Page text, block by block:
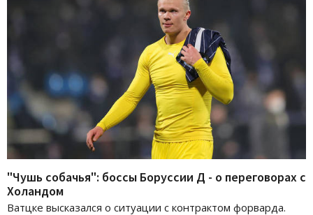
"Чушь собачья": боссы Боруссии Д - о переговорах с
Холандом
Ватцке высказался о ситуации с контрактом форварда.